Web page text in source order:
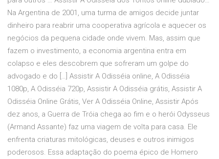
Na Argentina de 2001, uma turma de amigos decide juntar
dinheiro para reabrir uma cooperativa agrícola e aquecer os
negócios da pequena cidade onde vivem. Mas, assim que
fazem o investimento, a economia argentina entra em
colapso e eles descobrem que sofreram um golpe do
advogado e do […] Assistir A Odisséia online, A Odisséia
1080p, A Odisséia 720p, Assistir A Odisséia grátis, Assistir A
Odisséia Online Grátis, Ver A Odisséia Online, Assistir Após
dez anos, a Guerra de Tróia chega ao fim e o herói Odysseus
(Armand Assante) faz uma viagem de volta para casa. Ele
enfrenta criaturas mitológicas, deuses e outros inimigos
poderosos. Essa adaptação do poema épico de Homero